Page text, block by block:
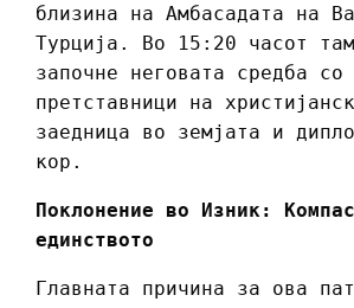
близина на Амбасадата на
Турција. Во 15:20 часот
започне неговата средба со
претставници на
заедница во земјата и
кор.
Поклонение во Изник:
единството
Главната причина за ова